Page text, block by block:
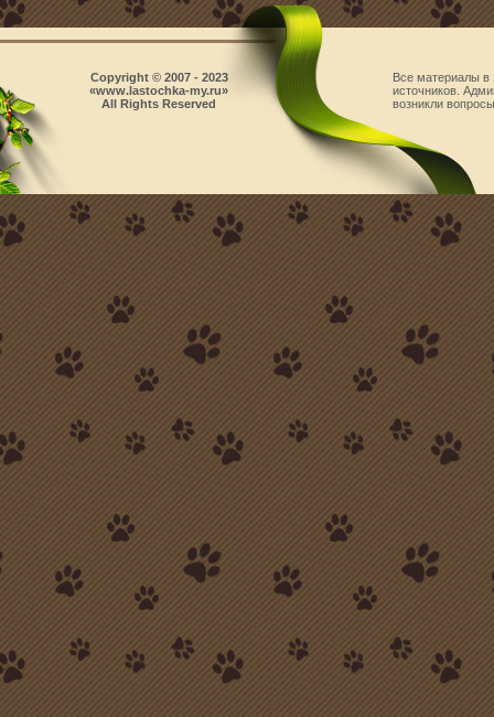
Все материалы в
источников.
возникли
Copyright © 2007 - 2023
«www.lastochka-my.ru»
All Rights Reserved